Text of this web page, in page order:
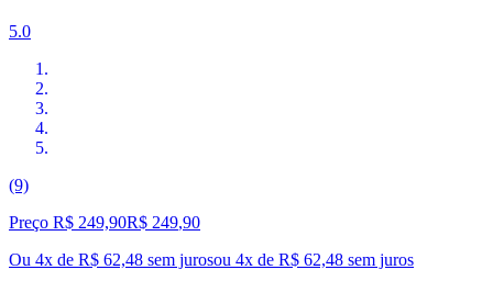
5.0
(9)
Preço R$ 249,90R$ 249,90
Ou 4x de R$ 62,48 sem jurosou 4x de R$ 62,48 sem juros